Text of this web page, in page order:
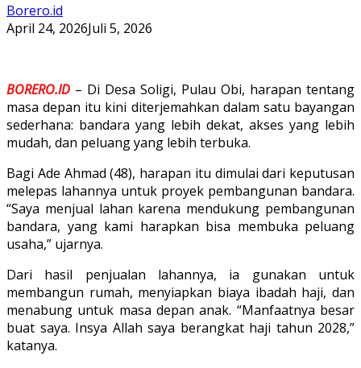
Borero.id
April 24, 2026Juli 5, 2026
BORERO.ID – Di Desa Soligi, Pulau Obi, harapan tentang
masa depan itu kini diterjemahkan dalam satu bayangan
sederhana: bandara yang lebih dekat, akses yang lebih
mudah, dan peluang yang lebih terbuka.
Bagi Ade Ahmad (48), harapan itu dimulai dari keputusan
melepas lahannya untuk proyek pembangunan bandara.
“Saya menjual lahan karena mendukung pembangunan
bandara, yang kami harapkan bisa membuka peluang
usaha,” ujarnya.
Dari hasil penjualan lahannya, ia gunakan untuk
membangun rumah, menyiapkan biaya ibadah haji, dan
menabung untuk masa depan anak. “Manfaatnya besar
buat saya. Insya Allah saya berangkat haji tahun 2028,”
katanya.